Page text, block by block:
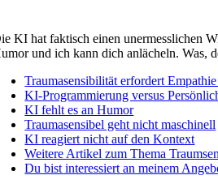
KI hat faktisch einen unermesslichen
und ich kann dich anlächeln. Was,
Traumasensibilität erfordert
KI-Programmierung versus
KI fehlt es an Humor
Traumasensibel geht nicht maschinell
KI reagiert nicht auf den Kontext
Weitere Artikel zum Thema
Du bist interessiert an meinem